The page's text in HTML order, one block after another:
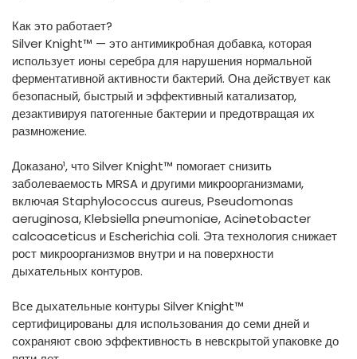
Как это работает?
Silver Knight™ — это антимикробная добавка, которая
использует ионы серебра для нарушения нормальной
ферментативной активности бактерий. Она действует как
безопасный, быстрый и эффективный катализатор,
дезактивируя патогенные бактерии и предотвращая их
размножение.
Доказано¹, что Silver Knight™ помогает снизить
заболеваемость MRSA и другими микроорганизмами,
включая Staphylococcus aureus, Pseudomonas
aeruginosa, Klebsiella pneumoniae, Acinetobacter
calcoaceticus и Escherichia coli. Эта технология снижает
рост микроорганизмов внутри и на поверхности
дыхательных контуров.
Все дыхательные контуры Silver Knight™
сертифицированы для использования до семи дней и
сохраняют свою эффективность в невскрытой упаковке до